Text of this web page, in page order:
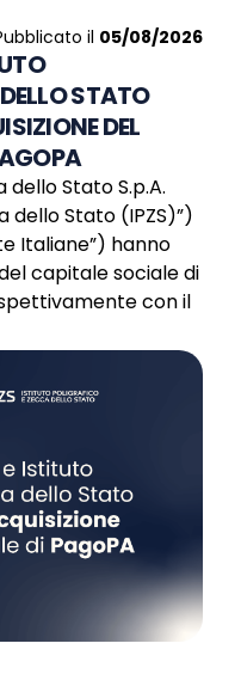
il 05/08/2026
STATO
DEL
dello Stato S.p.A.
dello Stato (IPZS)”)
Italiane”) hanno
capitale sociale di
con il